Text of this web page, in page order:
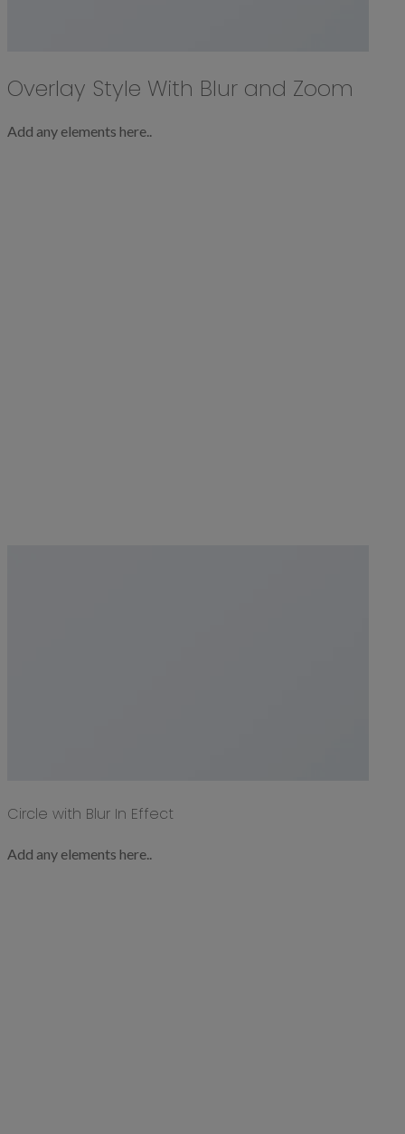
Overlay Style With Blur and Zoom
Add any elements here..
Circle with Blur In Effect
Add any elements here..